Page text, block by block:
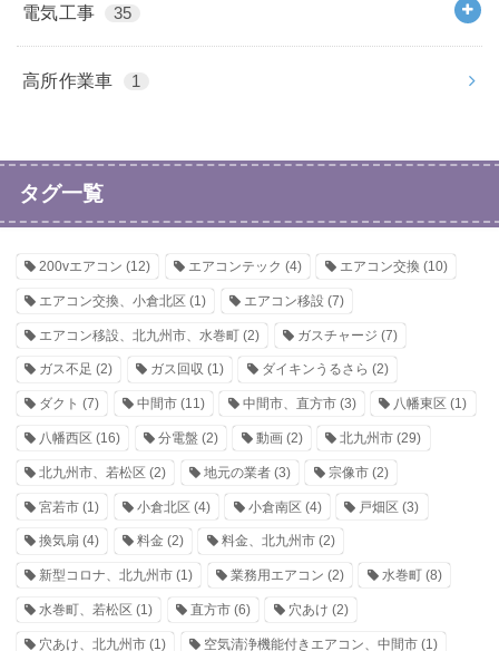
電気工事 35
高所作業車 1
タグ一覧
200vエアコン (12) エアコンテック (4) エアコン交換 (10)
エアコン交換、小倉北区 (1) エアコン移設 (7)
エアコン移設、北九州市、水巻町 (2) ガスチャージ (7)
ガス不足 (2) ガス回収 (1) ダイキンうるさら (2)
ダクト (7) 中間市(11) 中間市、直方市(3) 八幡東区 (1)
八幡西区 (16) 分電盤 (2) 動画(2) 北九州市 (29)
北九州市、若松区 (2) 地元の業者(3) 宗像市(2)
宮若市 (1) 小倉北区 (4) 小倉南区 (4) 戸畑区 (3)
換気扇 (4) 料金 (2) 料金、北九州市(2)
新型コロナ、北九州市 (1) 業務用エアコン (2) 水巻町(8)
水巻町、若松区 (1) 直方市(6) 穴あけ (2)
穴あけ、北九州市 (1) 空気清浄機能付きエアコン、中間市(1)